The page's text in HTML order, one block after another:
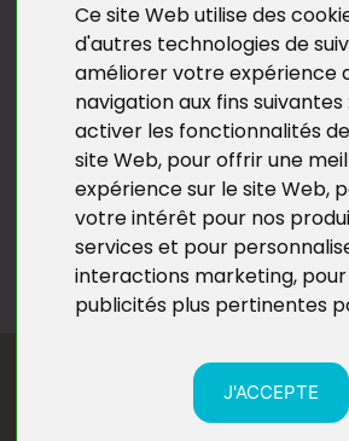
Ce site Web utilise des
d'autres technologies de
améliorer votre expérience
navigation aux fins suivantes :
activer les fonctionnalités
site Web, pour offrir une
expérience sur le site Web,
votre intérêt pour nos
services et pour
interactions marketing,
publicités plus pertinentes
J'ACCEPTE
Michel Poujet
Résidant dans la région de
enseigné successivement au
collège Bellevue de la ville rose, ainsi
Grenade-sur-Garonne où il a
les Palmes académiques en sa
de projets de remédiation.